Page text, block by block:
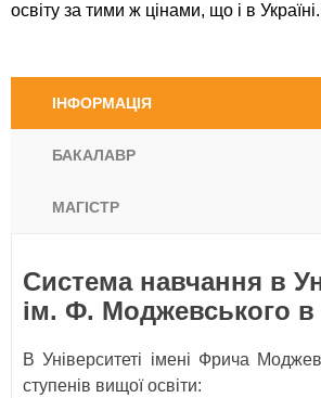
освіту за тими ж цінами, що і в Україні.
ІНФОРМАЦІЯ
БАКАЛАВР
МАГІСТР
Система навчання в
ім. Ф. Моджевського в
В Університеті імені Фрича
ступенів вищої освіти: